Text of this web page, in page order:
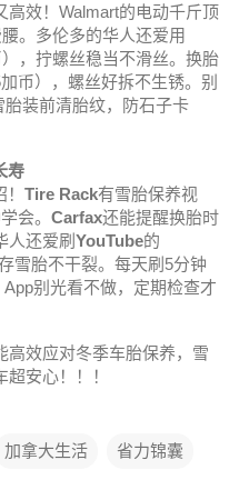
高效！Walmart的电动千斤顶
。多伦多的华人还爱用
，拧螺丝稳当不滑丝。换胎
币），螺丝好拆不生锈。别
装前清胎纹，防石子卡
寿
Tire Rack有雪胎保养视
会。 Carfax还能提醒换胎时
人还爱刷 YouTube的
雪胎不干裂。每天刷5分钟
别光看不做，定期检查才
高效应对冬季车胎保养，雪
安心！！！
加拿大生活 省力锦囊